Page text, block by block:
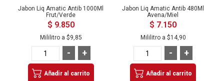
Jabon Liq Amatic Antib 1000Ml
Frut/Verde
$ 9.850
Mililitro a $9,85
+
-
Añadir al carrito
Jabon Liq Amatic Antib 480Ml
Avena/Miel
$ 7.150
Mililitro a $14,90
+
-
Añadir al carrito